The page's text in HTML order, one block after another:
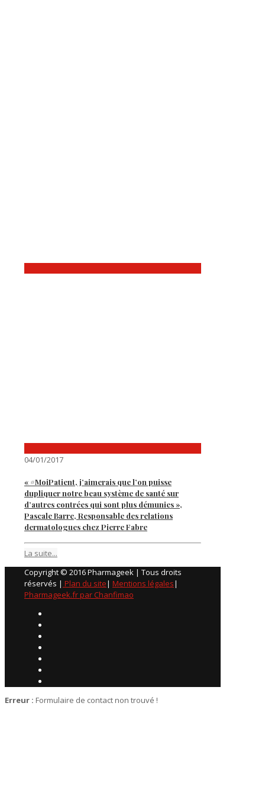
04/01/2017
« #MoiPatient, j’aimerais que l’on puisse
dupliquer notre beau système de santé sur
d’autres contrées qui sont plus démunies »,
Pascale Barre, Responsable des relations
dermatologues chez Pierre Fabre
La suite...
Copyright © 2016 Pharmageek | Tous droits
réservés | Plan du site| Mentions légales|
Pharmageek.fr par Chanfimao
Erreur : Formulaire de contact non trouvé !